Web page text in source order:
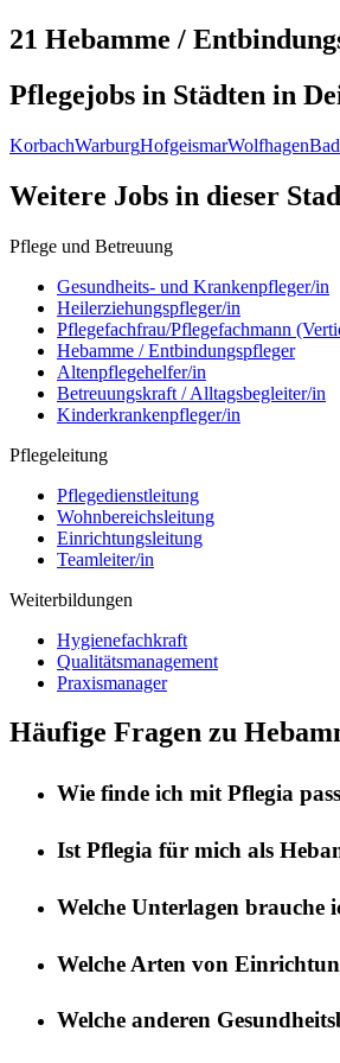
21 Hebamme /
Pflegejobs in Städten in
KorbachWarburgHofgeismarWolfhagen
Weitere Jobs in dieser
Pflege und Betreuung
Gesundheits- und Krankenpfleger/in
Heilerziehungspfleger/in
Pflegefachfrau/Pflegefachmann
Hebamme / Entbindungspfleger
Altenpflegehelfer/in
Betreuungskraft / Alltagsbegleiter/in
Kinderkrankenpfleger/in
Pflegeleitung
Pflegedienstleitung
Wohnbereichsleitung
Einrichtungsleitung
Teamleiter/in
Weiterbildungen
Hygienefachkraft
Qualitätsmanagement
Praxismanager
Häufige Fragen zu
Wie finde ich mitPflegia
Ist Pflegia für mich als
Welche Unterlagen brauche
Welche Arten von
Welche anderen